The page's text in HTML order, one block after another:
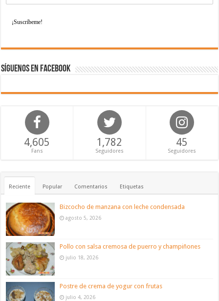
Síguenos en Facebook
4,605
Fans
1,782
Seguidores
45
Seguidores
Reciente Popular Comentarios Etiquetas
Bizcocho de manzana con leche condensada
agosto 5, 2026
Pollo con salsa cremosa de puerro y champiñones
julio 18, 2026
Postre de crema de yogur con frutas
julio 4, 2026